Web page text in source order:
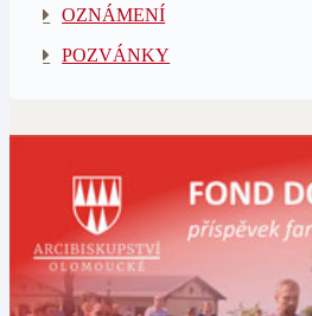
OZNÁMENÍ
POZVÁNKY